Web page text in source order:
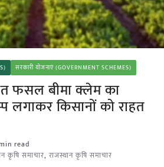
सरकारी योजनाएं (GOVERNMENT SCHEMES)
फसल बीमा क्लेम का
लगाकर किसानों को राहत
read
कृषि समाचार, राजस्थान कृषि समाचार